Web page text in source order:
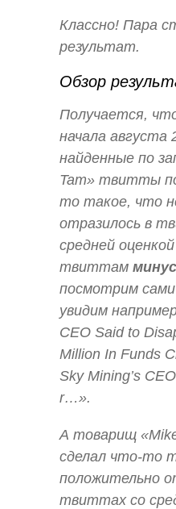
Классно! Пара
результат.
Обзор
Получается,
начала августа
найденные по
Tam» твитты
то такое, что
отразилось в
средней
твиттам
посмотрим
увидим
CEO Said to
Million In Funds
Sky Mining’s
r…».
А товарищ
сделал что-то
положительно
твиттах со